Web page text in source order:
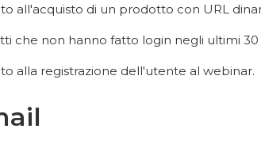
all'acquisto di un prodotto con URL
che non hanno fatto login negli ultimi 30
alla registrazione dell'utente al webinar.